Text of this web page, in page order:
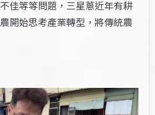
佳等等問題，三星蔥近年有耕
開始思考產業轉型，將傳統農